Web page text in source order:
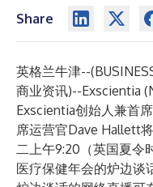
Share
英格兰牛津--(
商业资讯)--Exscientia
Exscientia创始人兼首
席运营官Dave Hallett
二上午9:20（英国夏令
医疗保健年会的炉边谈